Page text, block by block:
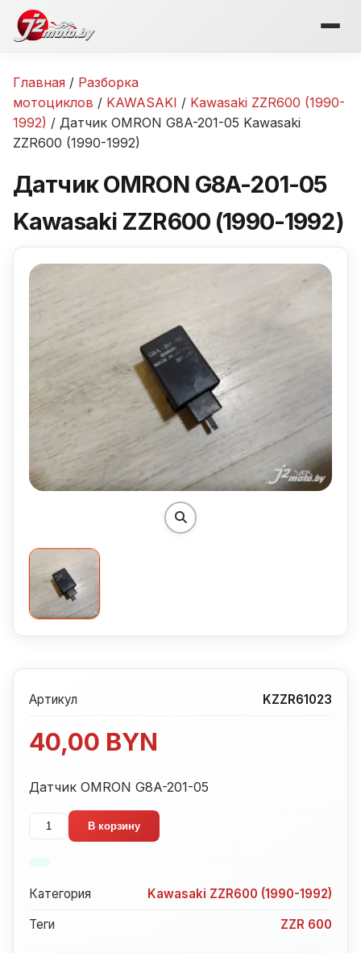
Перейти
Главная / Разборка
мотоциклов / KAWASAKI / Kawasaki ZZR600 (1990-
1992) / Датчик OMRON G8A-201-05 Kawasaki
ZZR600 (1990-1992)
Датчик OMRON G8A-201-05
Kawasaki ZZR600 (1990-1992)
Артикул KZZR61023
40,00 BYN
Датчик OMRON G8A-201-05
Количество
товара
G8A-
201-
В корзину
Категория
Kawasaki ZZR600 (1990-1992)
Теги
ZZR 600